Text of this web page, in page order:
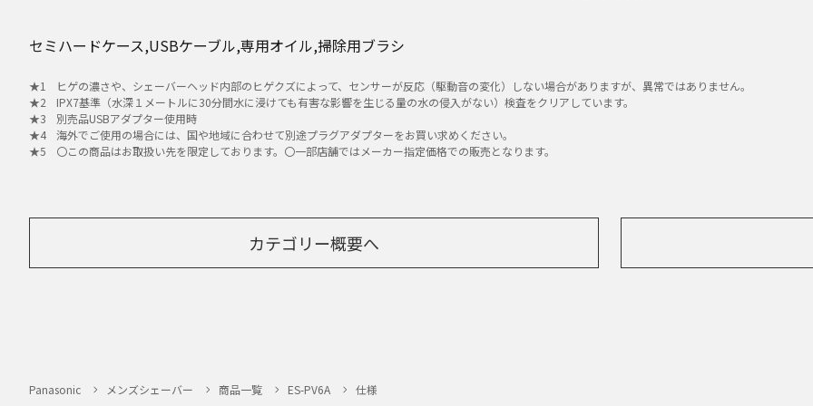
セミハードケース,USBケーブル,専用オイル,掃除用ブラシ
ヒゲの濃さや、シェーバーヘッド内部のヒゲクズによって、センサーが反応（駆動音の変化）しない場合がありますが、異常ではありません。
IPX7基準（水深１メートルに30分間水に浸けても有害な影響を生じる量の水の侵入がない）検査をクリアしています。
別売品USBアダプター使用時
海外でご使用の場合には、国や地域に合わせて別途プラグアダプターをお買い求めください。
〇この商品はお取扱い先を限定しております。〇一部店舗ではメーカー指定価格での販売となります。
カテゴリー概要へ
Panasonic メンズシェーバー 商品一覧 ES-PV6A 仕様